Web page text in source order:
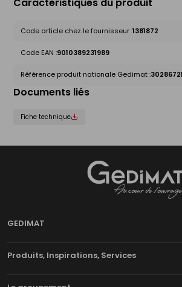
Code article chez le fournisseur :1381872
Code EAN :9010389231989
Référence produit nationale Gedimat :30286721
Documents liés
Fiche technique
GEDIMAT
Produits, Inspirations, Services